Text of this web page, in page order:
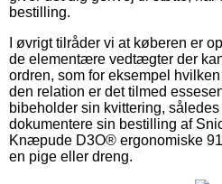
bestilling.
I øvrigt tilråder vi at køberen er
de elementære vedtægter der
ordren, som for eksempel hvilken
den relation er det tilmed
bibeholder sin kvittering,
dokumentere sin bestilling af
Knæpude D3O® ergonomiske
en pige eller dreng.